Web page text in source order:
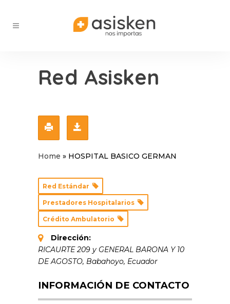
Red Asisken
Home » HOSPITAL BASICO GERMAN
Red Estándar
Prestadores Hospitalarios
Crédito Ambulatorio
Dirección:
RICAURTE 209 y GENERAL BARONA Y 10
DE AGOSTO, Babahoyo, Ecuador
INFORMACIÓN DE CONTACTO